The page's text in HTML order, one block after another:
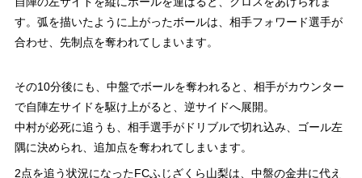
す。弧を描いたように上がったボールは、相手フォワード選手が
合わせ、先制点を奪われてしまいます。
その10分後にも、中盤でボールを奪われると、相手がカウンター
で自陣左サイドを駆け上がると、逆サイドへ展開。
中村が必死に追うも、相手選手がドリブルで切れ込み、ゴール左
隅に決められ、追加点を奪われてしまいます。
2点を追う状況になったFCふじざくら山梨は、中盤の金井に代え